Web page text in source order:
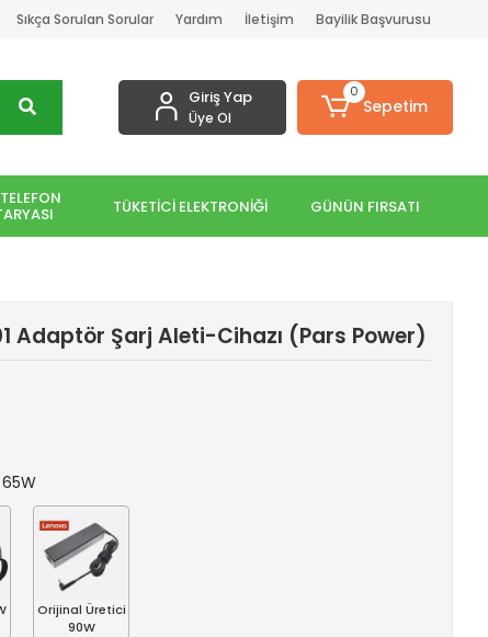
Sıkça Sorulan Sorular Yardım İletişim Bayilik Başvurusu
Giriş Yap
Üye Ol
0
Sepetim
TÜKETİCİ ELEKTRONİĞİ GÜNÜN FIRSATI
Adaptör Şarj Aleti-Cihazı (Pars Power)
Orijinal Üretici
90W